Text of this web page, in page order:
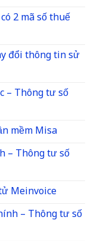
2 mã số thuế
đổi thông tin sử
– Thông tư số
mềm Misa
– Thông tư số
Meinvoice
– Thông tư số